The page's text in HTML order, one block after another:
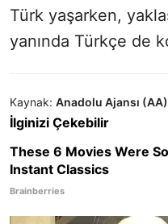
Türk yaşarken,
yanında Türkçe de
Kaynak: Anadolu Ajansı (AA)